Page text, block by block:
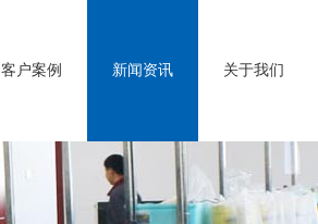
客户案例 新闻资讯 关于我们